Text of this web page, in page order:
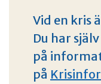
Vid en kris
Du har
på
på